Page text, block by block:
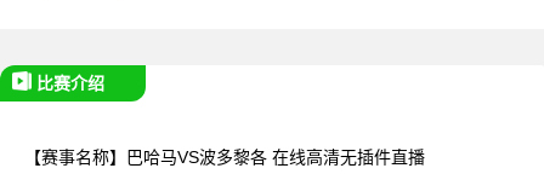
比赛介绍
【赛事名称】 巴哈马VS波多黎各 在线高清无插件直播